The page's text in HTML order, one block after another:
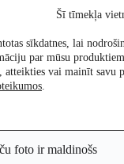
Pētījumi
foto ir maldinošs
Šī tīmekļa
sīkdatnes, lai
par mūsu
vai mainīt savu
.